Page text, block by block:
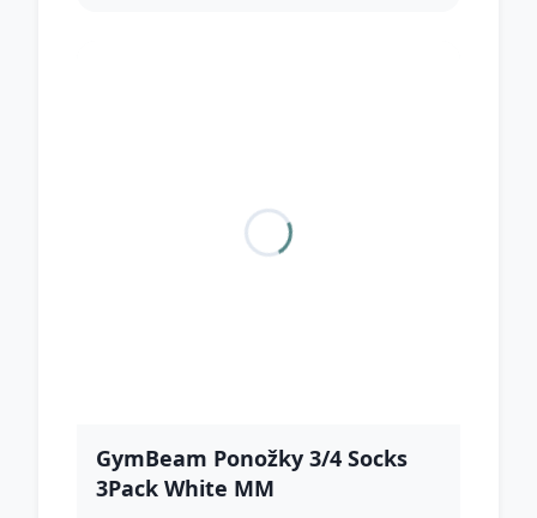
GymBeam Ponožky 3/4 Socks
3Pack White MM